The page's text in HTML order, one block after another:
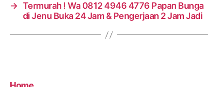
→ Termurah ! Wa 0812 4946 4776 Papan Bunga
di Jenu Buka 24 Jam & Pengerjaan 2 Jam Jadi